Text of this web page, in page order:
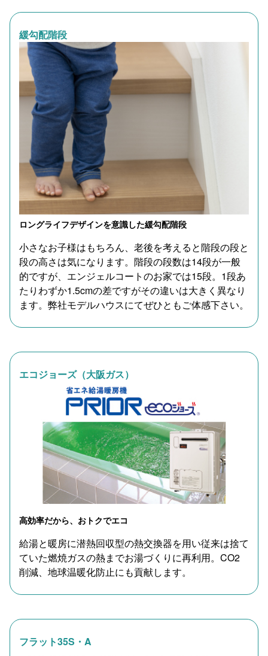
緩勾配階段
ロングライフデザインを意識した緩勾配階段
小さなお子様はもちろん、老後を考えると階段の段と
段の高さは気になります。階段の段数は14段が一般
的ですが、エンジェルコートのお家では15段。1段あ
たりわずか1.5cmの差ですがその違いは大きく異なり
ます。弊社モデルハウスにてぜひともご体感下さい。
エコジョーズ（大阪ガス）
高効率だから、おトクでエコ
給湯と暖房に潜熱回収型の熱交換器を用い従来は捨て
ていた燃焼ガスの熱までお湯づくりに再利用。CO2
削減、地球温暖化防止にも貢献します。
フラット35S・A